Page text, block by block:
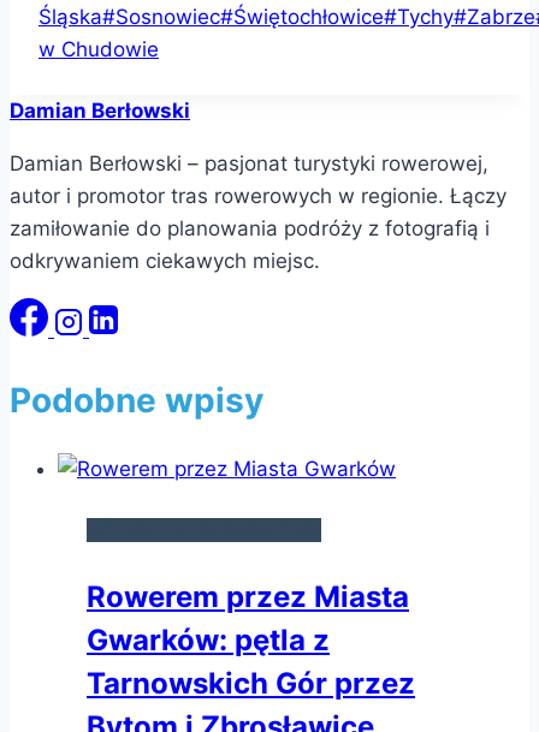
Śląska#Sosnowiec#Świętochłowice#Tychy#Zabrze
w Chudowie
Damian Berłowski
Damian Berłowski – pasjonat turystyki rowerowej,
autor i promotor tras rowerowych w regionie. Łączy
zamiłowanie do planowania podróży z fotografią i
odkrywaniem ciekawych miejsc.
Podobne wpisy
Rowerem przez Miasta
Gwarków: pętla z
Tarnowskich Gór przez